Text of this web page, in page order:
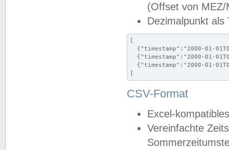
(Offset von MEZ/
Dezimalpunkt als
[
{"timestamp":"2000-01-
{"timestamp":"2000-01-
{"timestamp":"2000-01-
]
CSV-Format
Excel-
Vereinfachte